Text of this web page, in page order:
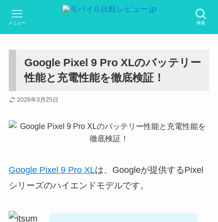
検索
メニュー
Google Pixel 9 Pro XLのバッテリー
性能と充電性能を徹底検証！
2026年3月25日
Google Pixel 9 Pro XLは、Googleが提供するPixel
シリーズのハイエンドモデルです。